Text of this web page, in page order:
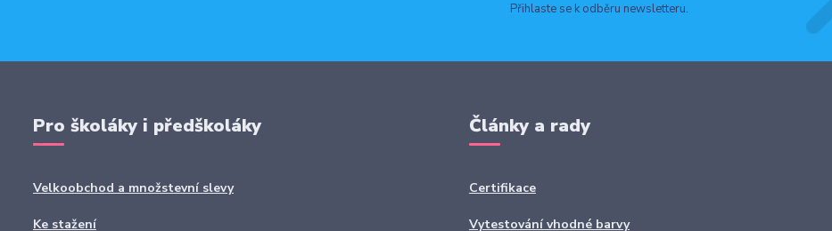
Přihlaste se k odběru newsletteru.
Pro školáky i předškoláky
Velkoobchod a množstevní slevy
Ke stažení
Články a rady
Certifikace
Vytestování vhodné barvy